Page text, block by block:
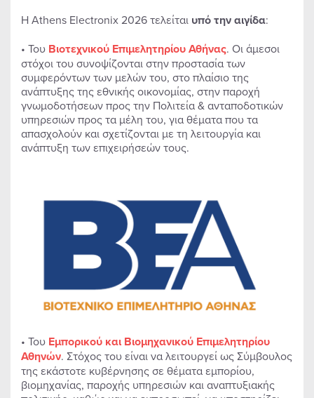
Η Athens Electronix 2026 τελείται υπό την αιγίδα:
• Του Βιοτεχνικού Επιμελητηρίου Αθήνας. Οι άμεσοι
στόχοι του συνοψίζονται στην προστασία των
συμφερόντων των μελών του, στο πλαίσιο της
ανάπτυξης της εθνικής οικονομίας, στην παροχή
γνωμοδοτήσεων προς την Πολιτεία & ανταποδοτικών
υπηρεσιών προς τα μέλη του, για θέματα που τα
απασχολούν και σχετίζονται με τη λειτουργία και
ανάπτυξη των επιχειρήσεών τους.
• Του Εμπορικού και Βιομηχανικού Επιμελητηρίου
Αθηνών. Στόχος του είναι να λειτουργεί ως Σύμβουλος
της εκάστοτε κυβέρνησης σε θέματα εμπορίου,
βιομηχανίας, παροχής υπηρεσιών και αναπτυξιακής